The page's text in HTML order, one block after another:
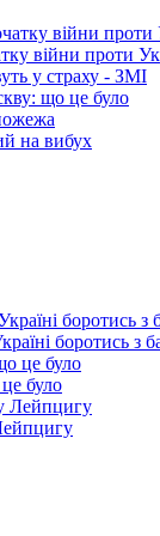
війни проти
у страху - ЗМІ
що це було
на вибух
боротись з
було